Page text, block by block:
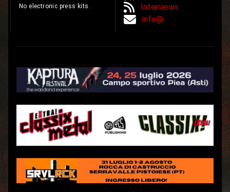
No electronic press kits.
Interviews
info@